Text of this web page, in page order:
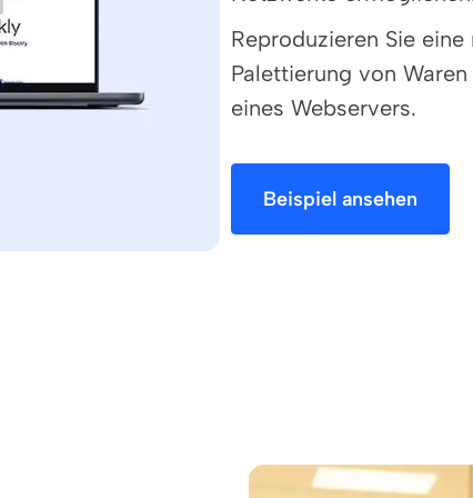
Reproduzieren Sie
Palettierung von
eines Webservers.
Beispiel ansehen